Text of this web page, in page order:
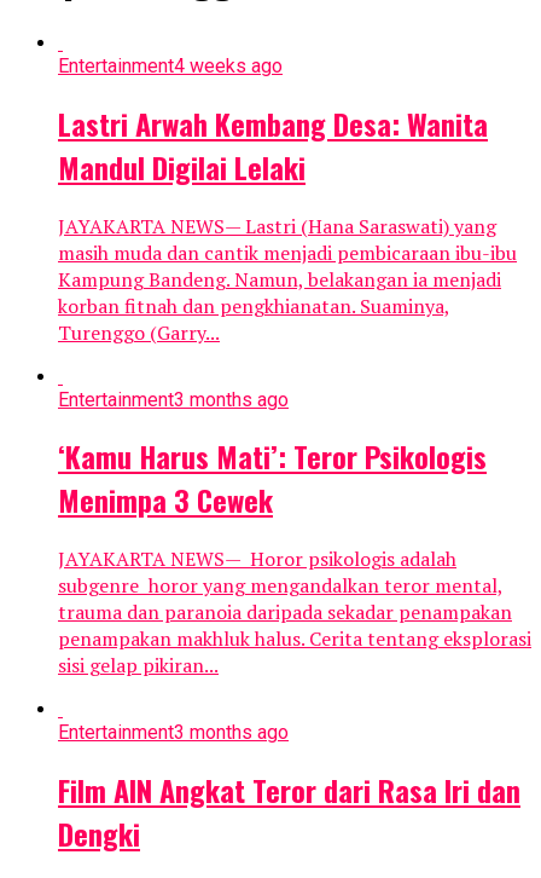
Entertainment4 weeks ago
Lastri Arwah Kembang Desa: Wanita
Mandul Digilai Lelaki
JAYAKARTA NEWS— Lastri (Hana Saraswati) yang
masih muda dan cantik menjadi pembicaraan ibu-ibu
Kampung Bandeng. Namun, belakangan ia menjadi
korban fitnah dan pengkhianatan. Suaminya,
Turenggo (Garry...
Entertainment3 months ago
‘Kamu Harus Mati’: Teror Psikologis
Menimpa 3 Cewek
JAYAKARTA NEWS— Horor psikologis adalah
subgenre horor yang mengandalkan teror mental,
trauma dan paranoia daripada sekadar penampakan
penampakan makhluk halus. Cerita tentang eksplorasi
sisi gelap pikiran...
Entertainment3 months ago
Film AIN Angkat Teror dari Rasa Iri dan
Dengki